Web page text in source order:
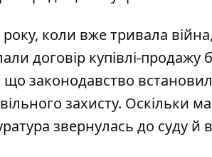
коли вже тривала
договір купівлі-продажу
законодавство
захисту. Оскільки
звернулась до суду й